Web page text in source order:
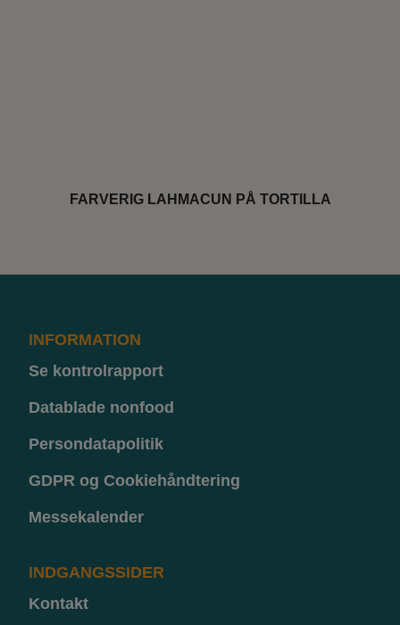
FARVERIG LAHMACUN PÅ TORTILLA
INFORMATION
Se kontrolrapport
Datablade nonfood
Persondatapolitik
GDPR og Cookiehåndtering
Messekalender
INDGANGSSIDER
Kontakt